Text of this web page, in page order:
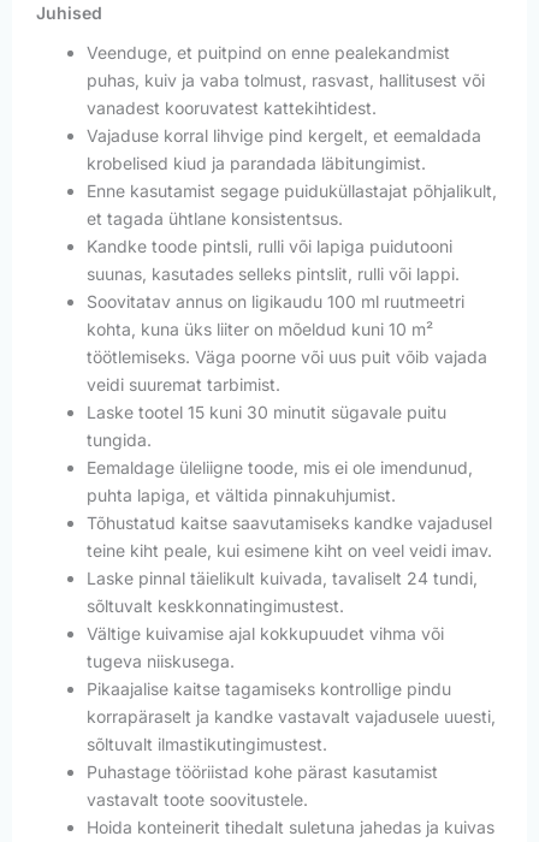
Juhised
Veenduge, et puitpind on enne pealekandmist
puhas, kuiv ja vaba tolmust, rasvast, hallitusest või
vanadest kooruvatest kattekihtidest.
Vajaduse korral lihvige pind kergelt, et eemaldada
krobelised kiud ja parandada läbitungimist.
Enne kasutamist segage puiduküllastajat põhjalikult,
et tagada ühtlane konsistentsus.
Kandke toode pintsli, rulli või lapiga puidutooni
suunas, kasutades selleks pintslit, rulli või lappi.
Soovitatav annus on ligikaudu 100 ml ruutmeetri
kohta, kuna üks liiter on mõeldud kuni 10 m²
töötlemiseks. Väga poorne või uus puit võib vajada
veidi suuremat tarbimist.
Laske tootel 15 kuni 30 minutit sügavale puitu
tungida.
Eemaldage üleliigne toode, mis ei ole imendunud,
puhta lapiga, et vältida pinnakuhjumist.
Tõhustatud kaitse saavutamiseks kandke vajadusel
teine kiht peale, kui esimene kiht on veel veidi imav.
Laske pinnal täielikult kuivada, tavaliselt 24 tundi,
sõltuvalt keskkonnatingimustest.
Vältige kuivamise ajal kokkupuudet vihma või
tugeva niiskusega.
Pikaajalise kaitse tagamiseks kontrollige pindu
korrapäraselt ja kandke vastavalt vajadusele uuesti,
sõltuvalt ilmastikutingimustest.
Puhastage tööriistad kohe pärast kasutamist
vastavalt toote soovitustele.
Hoida konteinerit tihedalt suletuna jahedas ja kuivas